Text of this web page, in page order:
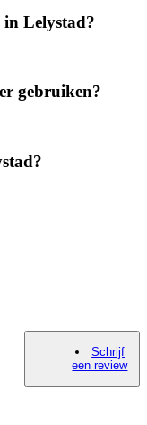
in Lelystad?
gebruiken?
Schrijf
een review